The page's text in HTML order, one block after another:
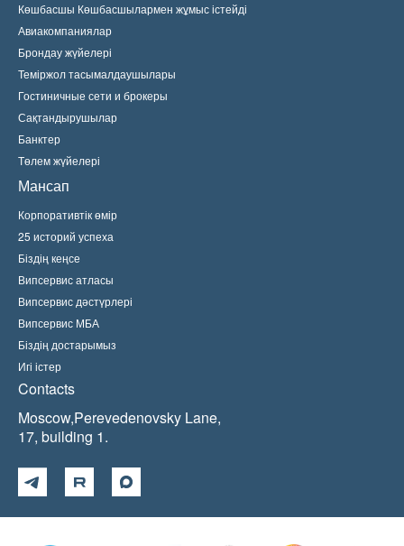
Көшбасшы Көшбасшылармен жұмыс істейді
Авиакомпаниялар
Брондау жүйелері
Теміржол тасымалдаушылары
Гостиничные сети и брокеры
Сақтандырушылар
Банктер
Төлем жүйелері
Мансап
Корпоративтік өмір
25 историй успеха
Біздің кеңсе
Випсервис атласы
Випсервис дәстүрлері
Випсервис МБА
Біздің достарымыз
Игі істер
Contacts
Moscow,Perevedenovsky Lane,
17, building 1.